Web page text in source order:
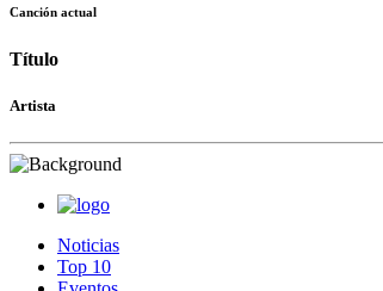
Canción actual
Título
Artista
Noticias
Top 10